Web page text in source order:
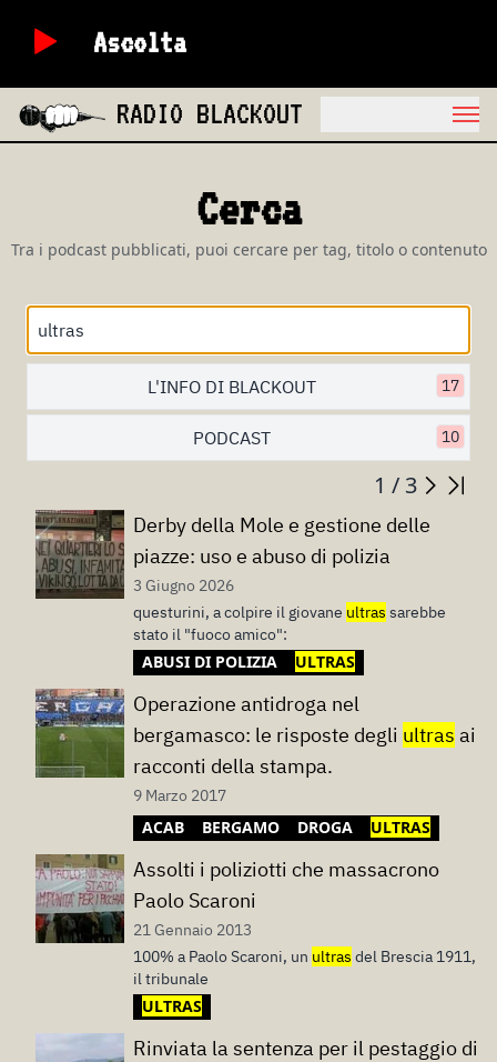
Ascolta
RADIO BLACKOUT
Cerca
Tra i podcast pubblicati, puoi cercare per tag, titolo o contenuto
L'INFO DI BLACKOUT 17
PODCAST 10
1 / 3
Derby della Mole e gestione delle
piazze: uso e abuso di polizia
3 Giugno 2026
questurini, a colpire il giovane ultras sarebbe
stato il "fuoco amico":
ABUSI DI POLIZIA ULTRAS
Operazione antidroga nel
bergamasco: le risposte degli ultras ai
racconti della stampa.
9 Marzo 2017
ACAB BERGAMO DROGA ULTRAS
Assolti i poliziotti che massacrono
Paolo Scaroni
21 Gennaio 2013
100% a Paolo Scaroni, un ultras del Brescia 1911,
il tribunale
ULTRAS
Rinviata la sentenza per il pestaggio di